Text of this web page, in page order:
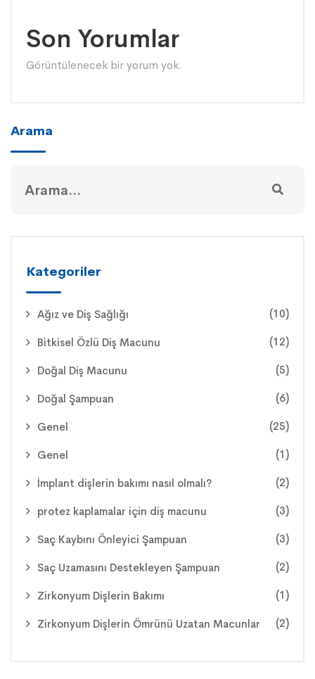
Son Yorumlar
Görüntülenecek bir yorum yok.
Arama
Kategoriler
Ağız ve Diş Sağlığı (10)
Bitkisel Özlü Diş Macunu (12)
Doğal Diş Macunu (5)
Doğal Şampuan (6)
Genel (25)
Genel (1)
İmplant dişlerin bakımı nasıl olmalı? (2)
protez kaplamalar için diş macunu (3)
Saç Kaybını Önleyici Şampuan (3)
Saç Uzamasını Destekleyen Şampuan (2)
Zirkonyum Dişlerin Bakımı (1)
Zirkonyum Dişlerin Ömrünü Uzatan Macunlar (2)